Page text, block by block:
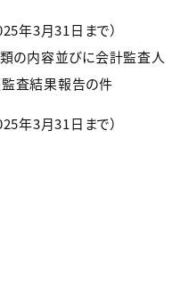
年3月31日まで）
の内容並びに会計監査人
査結果報告の件
年3月31日まで）